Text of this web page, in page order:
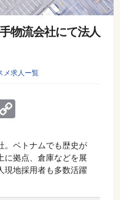
物流会社にて法人
メ求人ー覧
Copy
。ベトナムでも歴史が
に拠点、倉庫などを展
現地採用者も多数活躍